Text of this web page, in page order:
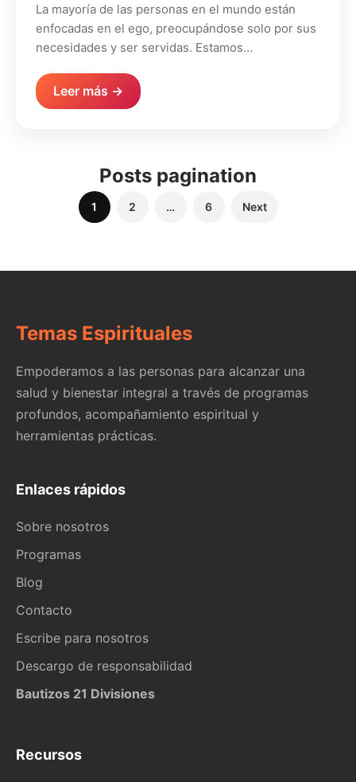
La mayoría de las personas en el mundo están
enfocadas en el ego, preocupándose solo por sus
necesidades y ser servidas. Estamos…
Leer más →
Posts pagination
1 2 … 6 Next
Temas Espirituales
Empoderamos a las personas para alcanzar una
salud y bienestar integral a través de programas
profundos, acompañamiento espiritual y
herramientas prácticas.
Enlaces rápidos
Sobre nosotros
Programas
Blog
Contacto
Escribe para nosotros
Descargo de responsabilidad
Bautizos 21 Divisiones
Recursos